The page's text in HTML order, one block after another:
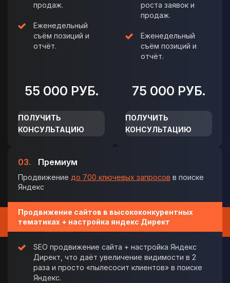
продаж.
Еженедельный
съём позиций и
отчёт.
55 000 РУБ.
ПОЛУЧИТЬ
КОНСУЛЬТАЦИЮ
роста заявок и
продаж.
Еженедельный
съём позиций и
отчёт.
75 000 РУБ.
ПОЛУЧИТЬ
КОНСУЛЬТАЦИЮ
03. Премиум
Продвижение до 700 ключевых запросов в поиске
Яндекс
Продвижение сайтов в высококонкурентных
тематиках + настройка яндекс Директ
SEO продвижение сайта + настройка Яндекс
Директ, что даёт увеличение видимости в 2
раза и просто «пылесосит клиентов» в поиске
Яндекс.